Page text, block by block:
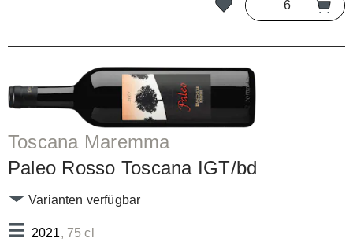
Toscana Maremma
Paleo Rosso Toscana IGT/bd
2021, 75 cl
Varianten verfügbar